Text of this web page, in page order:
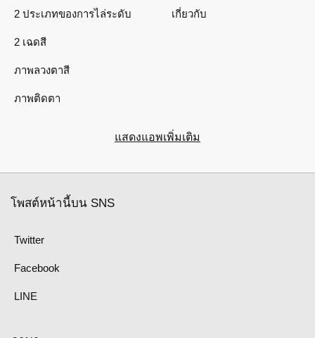
2 ประเภทของการไล่ระดับ
2 เฉดสี
ภาพลวงตาสี
ภาพติดตา
เกี่ยวกับ
แสดงแอพเพิ่มเติม
โพสต์หน้านี้บน SNS
Twitter
Facebook
LINE